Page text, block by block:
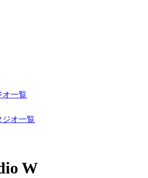
オ一覧
ジオ一覧
W